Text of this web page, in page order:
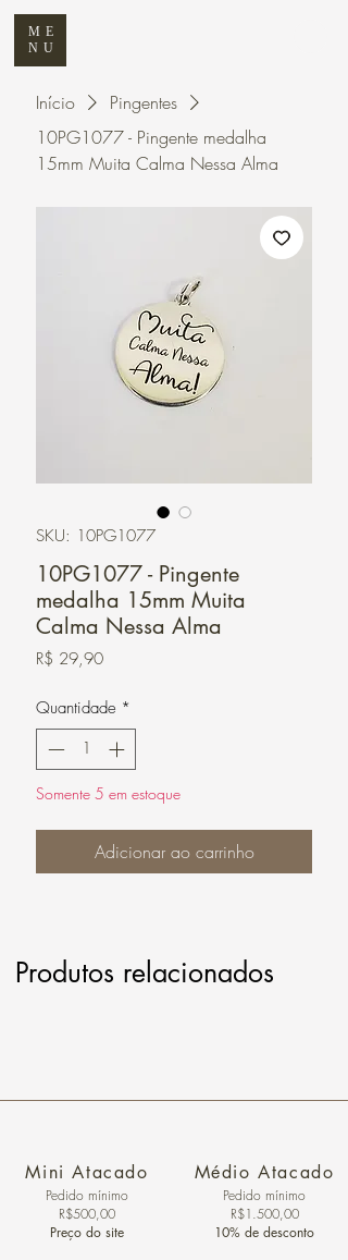
ME
NU
Início
Pingentes
10PG1077 - Pingente medalha
15mm Muita Calma Nessa Alma
SKU: 10PG1077
10PG1077 - Pingente
medalha 15mm Muita
Calma Nessa Alma
R$ 29,90Preço
Quantidade *
Somente 5 em estoque
Adicionar ao carrinho
Produtos relacionados
Mini Atacado
Pedido ​mínimo
R$500,00
Preço do site
Médio Atacado
Pedido mínimo
R$1.500,00
10% de desconto